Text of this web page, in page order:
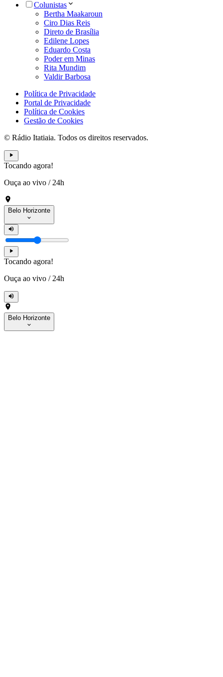
Colunistas
Bertha Maakaroun
Ciro Dias Reis
Direto de Brasília
Edilene Lopes
Eduardo Costa
Poder em Minas
Rita Mundim
Valdir Barbosa
Política de Privacidade
Portal de Privacidade
Política de Cookies
Gestão de Cookies
© Rádio Itatiaia. Todos os direitos reservados.
Tocando agora!
Ouça ao vivo / 24h
Belo Horizonte
Tocando agora!
Ouça ao vivo / 24h
Belo Horizonte